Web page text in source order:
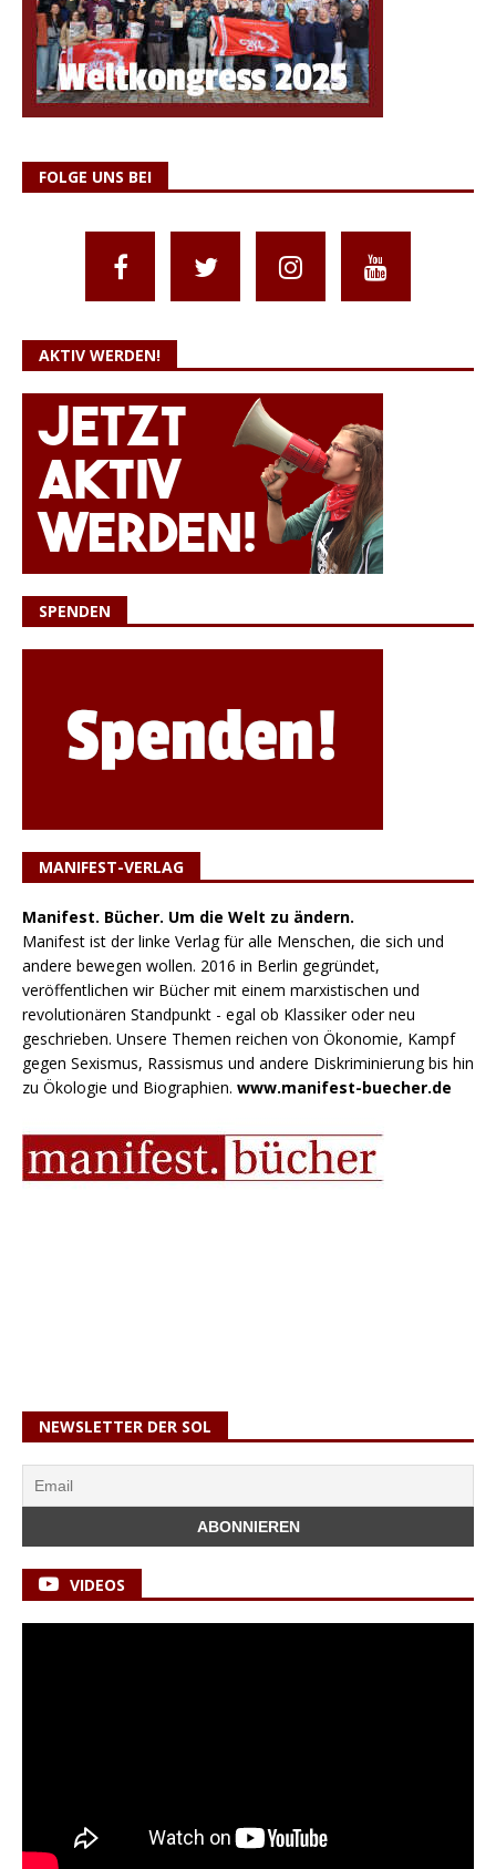
FOLGE UNS BEI
AKTIV WERDEN!
SPENDEN
MANIFEST-VERLAG
Manifest. Bücher. Um die Welt zu ändern.
Manifest ist der linke Verlag für alle Menschen, die sich und
andere bewegen wollen. 2016 in Berlin gegründet,
veröffentlichen wir Bücher mit einem marxistischen und
revolutionären Standpunkt - egal ob Klassiker oder neu
geschrieben. Unsere Themen reichen von Ökonomie, Kampf
gegen Sexismus, Rassismus und andere Diskriminierung bis hin
zu Ökologie und Biographien. www.manifest-buecher.de
NEWSLETTER DER SOL
VIDEOS